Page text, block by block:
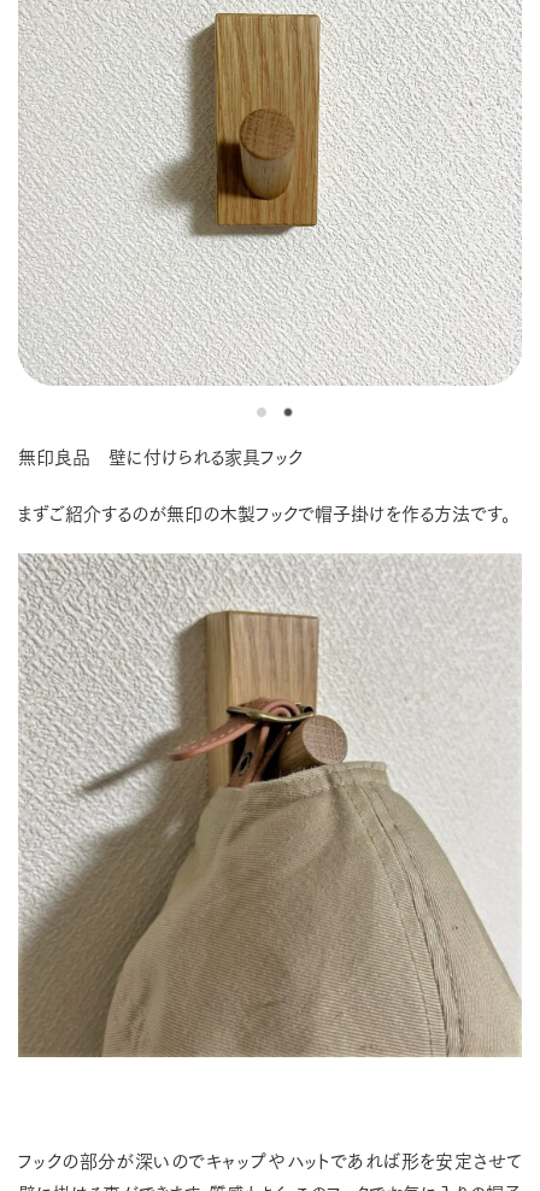
無印良品 壁に付けられる家具フック
まずご紹介するのが無印の木製フックで帽子掛けを作る方法です。
フックの部分が深いのでキャップやハットであれば形を安定させて